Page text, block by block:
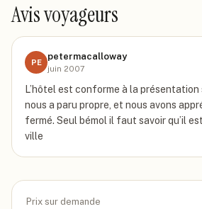
Avis voyageurs
PE
petermacalloway
juin 2007
L’hôtel est conforme à la présentation
nous a paru propre, et nous avons
fermé. Seul bémol il faut savoir qu’il
ville
Prix sur demande